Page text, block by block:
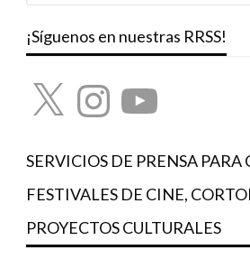
¡Síguenos en nuestras RRSS!
X InstagramYouTube
SERVICIOS DE PRENSA PARA
FESTIVALES DE CINE,
PROYECTOS CULTURALES